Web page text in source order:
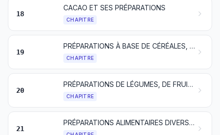
18
CACAO ET SES PRÉPARATIONS
CHAPITRE
19
PRÉPARATIONS À BASE DE CÉRÉALES, DE FARINES, D'AMIDONS, DE FÉCULES OU DE LAIT; PÂTISSERIES
CHAPITRE
20
PRÉPARATIONS DE LÉGUMES, DE FRUITS OU D'AUTRES PARTIES DE PLANTES
CHAPITRE
21
PRÉPARATIONS ALIMENTAIRES DIVERSES